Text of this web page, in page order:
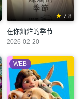
7.8
在你灿烂的季节
2026-02-20
WEB